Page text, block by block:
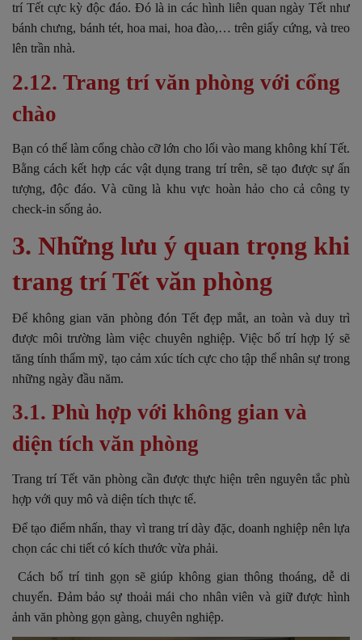
trí Tết cực kỳ độc đáo. Đó là in các hình liên quan ngày Tết như
bánh chưng, bánh tét, hoa mai, hoa đào,… trên giấy cứng, và treo
lên trần nhà.
2.12. Trang trí văn phòng với cổng
chào
Bạn có thể làm cổng chào cỡ lớn cho lối vào mang không khí Tết.
Bằng cách kết hợp các vật dụng trang trí trên, sẽ tạo được sự ấn
tượng, độc đáo. Và cũng là khu vực hoàn hảo cho cả công ty
check-in sống ảo.
3. Những lưu ý quan trọng khi
trang trí Tết văn phòng
Để không gian văn phòng đón Tết đẹp mắt, an toàn và duy trì
được môi trường làm việc chuyên nghiệp. Việc bố trí hợp lý sẽ
tăng tính thẩm mỹ, tạo cảm xúc tích cực cho tập thể nhân sự trong
những ngày đầu năm.
3.1. Phù hợp với không gian và
diện tích văn phòng
Trang trí Tết văn phòng cần được thực hiện trên nguyên tắc phù
hợp với quy mô và diện tích thực tế.
Để tạo điểm nhấn, thay vì trang trí dày đặc, doanh nghiệp nên lựa
chọn các chi tiết có kích thước vừa phải.
Cách bố trí tinh gọn sẽ giúp không gian thông thoáng, dễ di
chuyển. Đảm bảo sự thoải mái cho nhân viên và giữ được hình
ảnh văn phòng gọn gàng, chuyên nghiệp.